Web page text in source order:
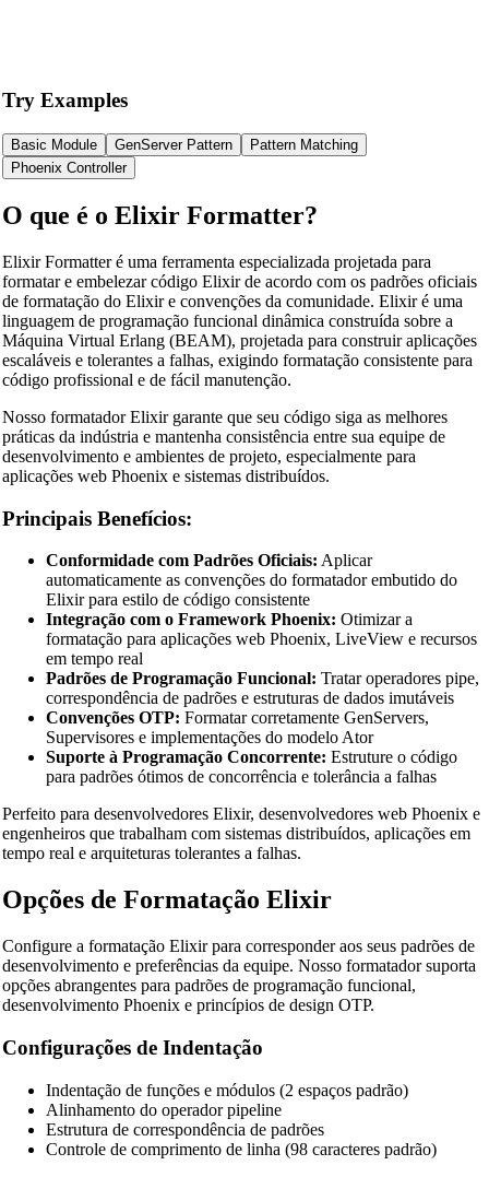
🔗Related Tools
📝Formatadores e Embelezadores de Código
🔧 TOOLS
HTML Beautifier
CSS Beautifier
Try Examples
Basic Module GenServer Pattern
Pattern Matching
Phoenix Controller
O que é o Elixir Formatter?
Elixir Formatter é uma ferramenta especializada projetada para
formatar e embelezar código Elixir de acordo com os padrões oficiais
de formatação do Elixir e convenções da comunidade. Elixir é uma
linguagem de programação funcional dinâmica construída sobre a
Máquina Virtual Erlang (BEAM), projetada para construir aplicações
escaláveis e tolerantes a falhas, exigindo formatação consistente para
código profissional e de fácil manutenção.
Nosso formatador Elixir garante que seu código siga as melhores
práticas da indústria e mantenha consistência entre sua equipe de
desenvolvimento e ambientes de projeto, especialmente para
aplicações web Phoenix e sistemas distribuídos.
Principais Benefícios:
Conformidade com Padrões Oficiais: Aplicar
automaticamente as convenções do formatador embutido do
Elixir para estilo de código consistente
Integração com o Framework Phoenix: Otimizar a
formatação para aplicações web Phoenix, LiveView e recursos
em tempo real
Padrões de Programação Funcional: Tratar operadores pipe,
correspondência de padrões e estruturas de dados imutáveis
Convenções OTP: Formatar corretamente GenServers,
Supervisores e implementações do modelo Ator
Suporte à Programação Concorrente: Estruture o código
para padrões ótimos de concorrência e tolerância a falhas
Perfeito para desenvolvedores Elixir, desenvolvedores web Phoenix e
engenheiros que trabalham com sistemas distribuídos, aplicações em
tempo real e arquiteturas tolerantes a falhas.
Opções de Formatação Elixir
Configure a formatação Elixir para corresponder aos seus padrões de
desenvolvimento e preferências da equipe. Nosso formatador suporta
opções abrangentes para padrões de programação funcional,
desenvolvimento Phoenix e princípios de design OTP.
Configurações de Indentação
Indentação de funções e módulos (2 espaços padrão)
Alinhamento do operador pipeline
Estrutura de correspondência de padrões
Controle de comprimento de linha (98 caracteres padrão)